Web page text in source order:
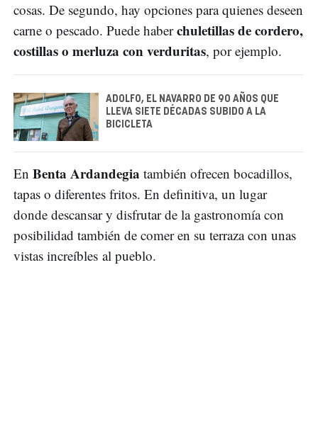
cosas. De segundo, hay opciones para quienes deseen
carne o pescado. Puede haberchuletillas de cordero,
costillas o merluza con verduritas, por ejemplo.
ADOLFO, EL NAVARRO DE 90 AÑOS QUE
LLEVA SIETE DÉCADAS SUBIDO A LA
BICICLETA
En Benta Ardandegia también ofrecen bocadillos,
tapas o diferentes fritos. En definitiva, un lugar
donde descansar y disfrutar de la gastronomía con
posibilidad también de comer en su terraza con unas
vistas increíbles al pueblo.